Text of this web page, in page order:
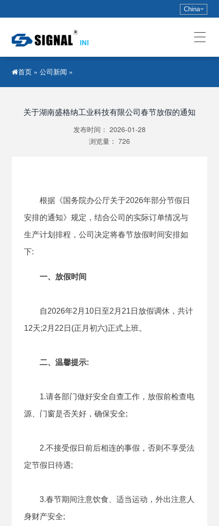
China
首页 » 公司新闻 »
关于湖南盛格纳工业科技有限公司春节放假的通知
发布时间： 2026-01-28
浏览量： 726
根据《国务院办公厅关于2026年部分节假日
安排的通知》规定，结合公司的实际订单情况与
生产计划排程，公司决定将春节放假时间安排如
下:
一、放假时间
自2026年2月10日至2月21日放假调休，共计
12天;2月22日(正月初六)正式上班。
二、温馨提示:
1.请各部门做好安全自查工作，放假前检查电
源、门窗是否关好，确保安全;
2.不接受假日前后相连的事假，否则不享受法
定节假日待遇;
3.春节期间注意饮食、适当运动，外出注意人
身财产安全;